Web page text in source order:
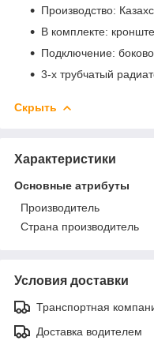
Производство:
В комплекте:
Подключение:
3-х трубчатый
Скрыть
Характеристики
Основные атрибуты
Производитель
Страна производитель
Условия доставки
Транспортная
Доставка водителем